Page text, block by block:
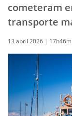
cometeram
transporte
13 abril 2026 |